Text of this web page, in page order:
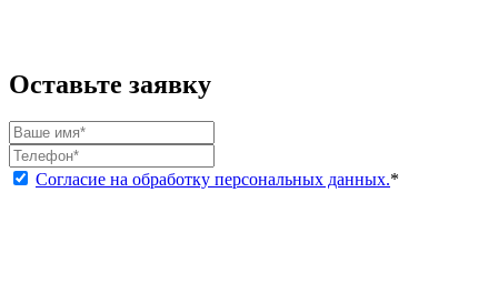
Оставьте заявку
Согласие на обработку персональных данных.*